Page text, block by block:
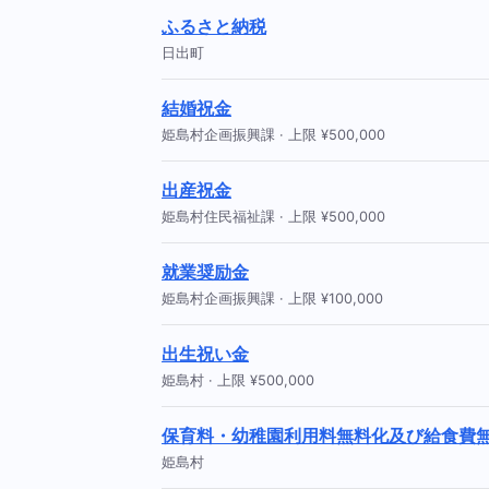
ふるさと納税
日出町
結婚祝金
姫島村企画振興課 · 上限 ¥500,000
出産祝金
姫島村住民福祉課 · 上限 ¥500,000
就業奨励金
姫島村企画振興課 · 上限 ¥100,000
出生祝い金
姫島村 · 上限 ¥500,000
保育料・幼稚園利用料無料化及び給食費
姫島村